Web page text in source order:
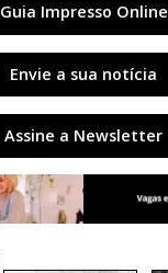
Guia Impresso Online
Envie a sua notícia
Assine a Newsletter